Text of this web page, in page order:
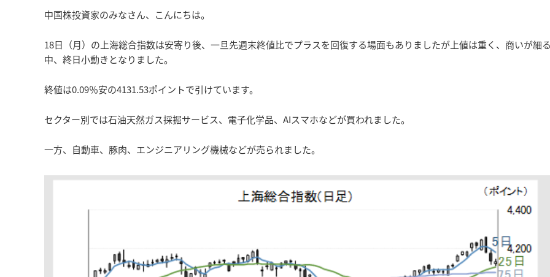
中国株投資家のみなさん、こんにちは。
18日（月）の上海総合指数は安寄り後、一旦先週末終値比でプラスを回復する場面もありましたが上値は重く、商いが細
中、終日小動きとなりました。
終値は0.09％安の4131.53ポイントで引けています。
セクター別では石油天然ガス採掘サービス、電子化学品、AIスマホなどが買われました。
一方、自動車、豚肉、エンジニアリング機械などが売られました。